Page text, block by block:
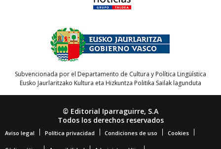
Subvencionada por el Departamento de Cultura y Política Lingüística
Eusko Jaurlaritzako Kultura eta Hizkuntza Politika Sailak lagunduta
© Editorial Iparraguirre, S.A
Todos los derechos reservados
Aviso legal Política privacidad Condiciones de uso Cookies